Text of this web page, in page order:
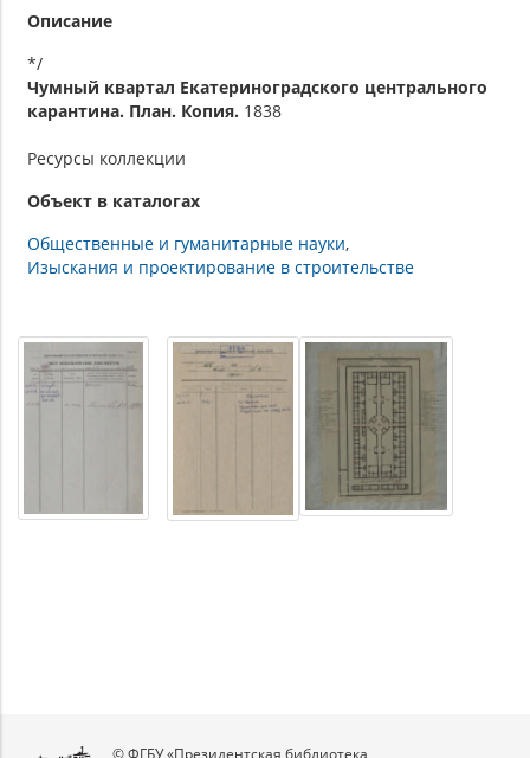
Описание
*/
Чумный квартал Екатериноградского центрального
карантина. План. Копия. 1838
Ресурсы коллекции
Объект в каталогах
Общественные и гуманитарные науки
Изыскания и проектирование в строительстве
© ФГБУ «Президентская библиотека